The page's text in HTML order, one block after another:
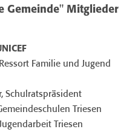
Gemeinde" Mitglieder
Familie und Jugend
Schulratspräsident
Triesen
Triesen